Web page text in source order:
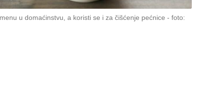
u domaćinstvu, a koristi se i za čišćenje pećnice
foto: